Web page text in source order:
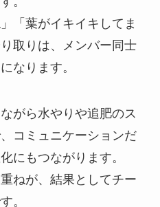
「葉がイキイキしてま
取りは、メンバー同士
なります。
がら水やりや追肥のス
コミュニケーションだ
にもつながります。
ねが、結果としてチー
。